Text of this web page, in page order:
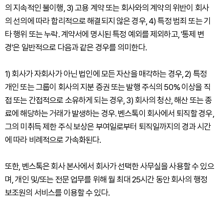
의 지속적인 불이행, 3) 고용 계약 또는 회사와의 계약의 위반이 회사
의 선의에 따라 합리적으로 해결되지 않은 경우, 4) 특정 범죄 또는 기
타 행위 또는 누락. 계약서에 명시된 특정 예외를 제외하고, '통제 변
경'은 일반적으로 다음과 같은 경우를 의미한다.
1) 회사가 자회사가 아닌 법인에 모든 자산을 매각하는 경우, 2) 특정
개인 또는 그룹이 회사의 지분 증권 또는 발행 주식의 50% 이상을 직
접 또는 간접적으로 소유하게 되는 경우, 3) 회사의 청산, 해산 또는 종
료에 해당하는 거래가 발생하는 경우. 벤스톡이 회사에서 퇴직할 경우,
그의 미취득 제한 주식 보상은 부여일로부터 퇴직일까지의 경과 시간
에 따라 비례적으로 가속화된다.
또한, 벤스톡은 회사 본사에서 회사가 선택한 사무실을 사용할 수 있으
며, 개인 및/또는 전문 업무를 위해 월 최대 25시간 동안 회사의 행정
보조원의 서비스를 이용할 수 있다.